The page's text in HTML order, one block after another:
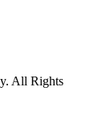
All Rights